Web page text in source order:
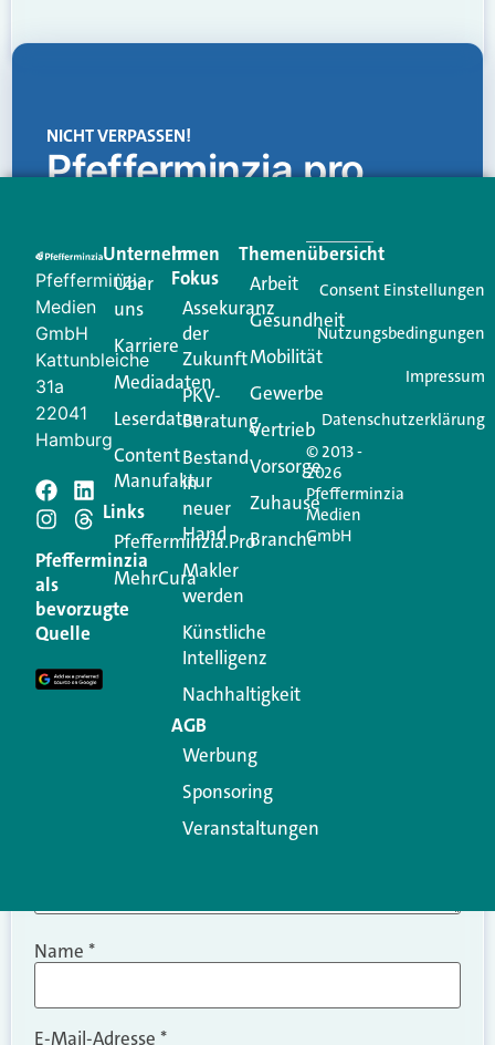
NICHT VERPASSEN!
Pfefferminzia.pro
Creator für Ihre Kundenkommunikation. Alles, was
Ihren Vertriebsalltag leichter macht. Mit nur einem
Login.
Jetzt anmelden
Schreiben Sie einen
Kommentar
Ihre E-Mail-Adresse wird nicht veröffentlicht.
Erforderliche Felder sind mit
Kommentar
Name *
E-Mail-Adresse *
Pfefferminzia
Medien
GmbH
Kattunbleiche
31a
22041
Hamburg
Pfefferminzia
als
bevorzugte
Quelle
Unternehmen
Über
uns
Karriere
Mediadaten
Leserdaten
Content
Manufaktur
Links
Pfefferminzia.Pro
MehrCura
Im
Fokus
Assekuranz
der
Zukunft
PKV-
Beratung
Bestand
in
neuer
Hand
Makler
werden
Künstliche
Intelligenz
Nachhaltigkeit
AGB
Werbung
Sponsoring
Veranstaltungen
Themenübersicht
Arbeit
Gesundheit
Mobilität
Gewerbe
Vertrieb
Vorsorge
Zuhause
Branche
© 2013 -
2026
Pfefferminzia
Medien
GmbH
Consent Einstellungen
Nutzungsbedingungen
Impressum
Datenschutzerklärung